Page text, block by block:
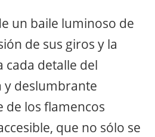
un baile luminoso de
de sus giros y la
cada detalle del
y deslumbrante
de los flamencos
que no sólo se